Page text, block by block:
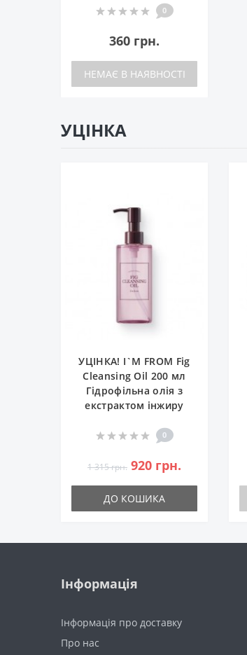
0
360 грн.
НЕМАЄ В НАЯВНОСТІ
УЦІНКА
УЦІНКА! I`M FROM Fig
Cleansing Oil 200 мл
Гідрофільна олія з
екстрактом інжиру
0
1 315 грн. 920 грн.
ДО КОШИКА
Інформація
Інформація про доставку
Про нас